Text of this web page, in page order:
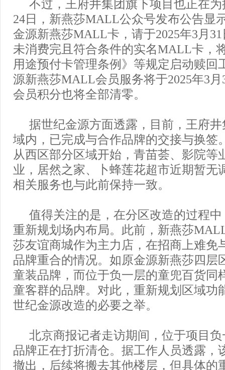
不过，王府井集团旗下项目也正在
24日，新燕莎MALL公众号发布公告显
金源新燕莎MALL卡，请于2025年3月
未消费完且符合条件的实名MALL卡，
用途预付卡管理条例》等规定启动赎回
源新燕莎MALL会员服务将于2025年3
会员积分也将全部清零。
据世纪金源方面透露，目前，王府
域内，已完成与合作品牌的交接与换签
从西区部分区域开始，青苗荟、影院等
业，居然之家、卜蜂莲花超市近期暂无
相关服务也与此前保持一致。
值得关注的是，在分区改造的过程
重新规划场内布局。此前，新燕莎
莎友谊商城作为主力店，在招商上难免
品牌重合的情况。如原金源新燕莎四层
童装品牌，而位于负一层的童兜百货同
童客群的品牌。对此，重新规划区域功
世纪金源改造的必要之举。
北京商报记者走访期间，位于项目
品牌正在打折清仓。据工作人员透露，
撤出，后续将搬去其他楼层，但具体的